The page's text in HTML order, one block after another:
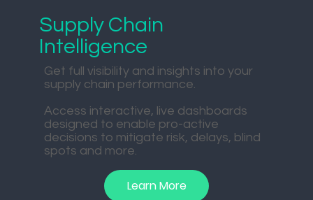
Learn More
Supply Chain
Intelligence
Get full visibility and insights into your
supply chain performance.
Access interactive, live dashboards
designed to enable pro-active
decisions to mitigate risk, delays, blind
spots and more.